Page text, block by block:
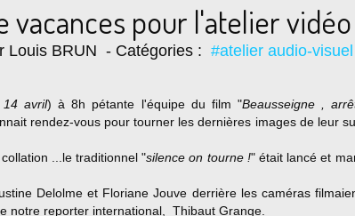
vacances pour l'atelier
Louis BRUN - Catégories : #atelier audio-visuel
avril) à 8h pétante l'équipe du film "Beausseigne ,
rendez-vous pour tourner les dernières images de leur
...le traditionnel "silence on tourne !" était lancé et
Delolme et Floriane Jouve derrière les caméras
notre reporter international, Thibaut Grange.